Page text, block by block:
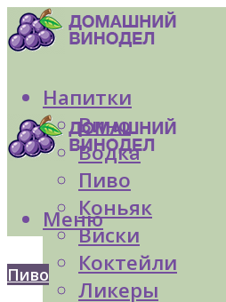
Напитки
Вино
Водка
Пиво
Коньяк
Виски
Коктейли
Ликеры
Меню
Пиво